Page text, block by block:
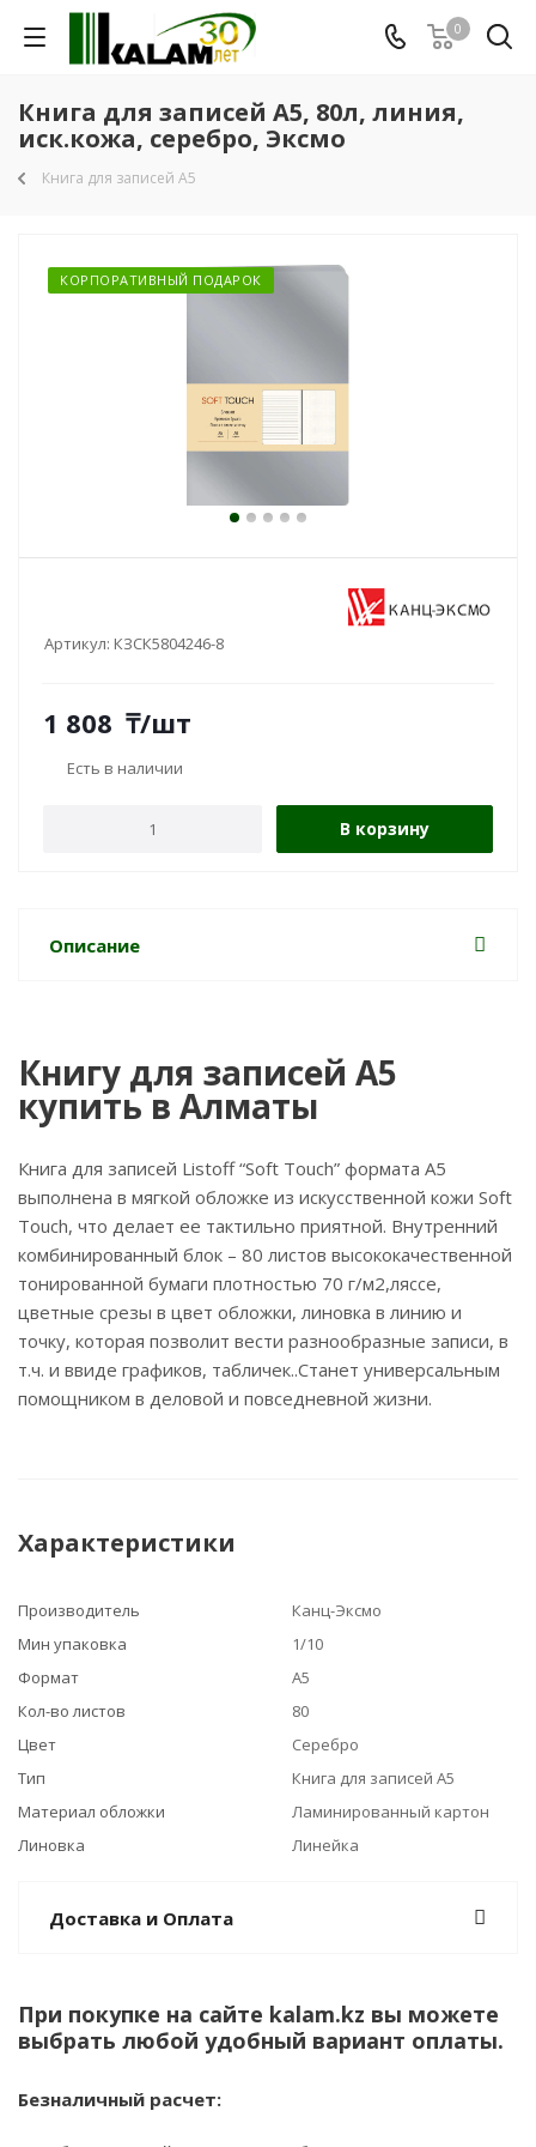
0
Книга для записей А5, 80л, линия,
иск.кожа, серебро, Эксмо
Книга для записей А5
КОРПОРАТИВНЫЙ ПОДАРОК
Артикул: КЗСК5804246-8
1 808 ₸/шт
Есть в наличии
В корзину
Описание
Книгу для записей А5
купить в Алматы
Книга для записей Listoff “Soft Touch” формата А5
выполнена в мягкой обложке из искусственной кожи Soft
Touch, что делает ее тактильно приятной. Внутренний
комбинированный блок – 80 листов высококачественной
тонированной бумаги плотностью 70 г/м2,ляссе,
цветные срезы в цвет обложки, линовка в линию и
точку, которая позволит вести разнообразные записи, в
т.ч. и ввиде графиков, табличек..Станет универсальным
помощником в деловой и повседневной жизни.
Характеристики
Производитель
Канц-Эксмо
Мин упаковка
1/10
Формат
А5
Кол-во листов
80
Цвет
Серебро
Тип
Книга для записей А5
Материал обложки
Ламинированный картон
Линовка
Линейка
Доставка и Оплата
При покупке на сайте kalam.kz вы можете
выбрать любой удобный вариант оплаты.
Безналичный расчет: